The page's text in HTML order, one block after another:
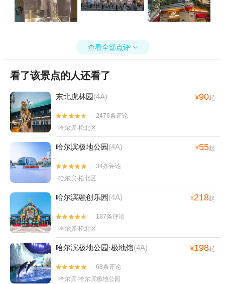
查看全部点评 
看了该景点的人还看了
东北虎林园(4A) ¥90起


2476条评论
哈尔滨·松北区
哈尔滨极地公园(4A) ¥55起


34条评论
哈尔滨·松北区
哈尔滨融创乐园(4A) ¥218起


187条评论
哈尔滨·松北区
哈尔滨极地公园·极地馆(4A) ¥198起


68条评论
哈尔滨·哈尔滨极地公园